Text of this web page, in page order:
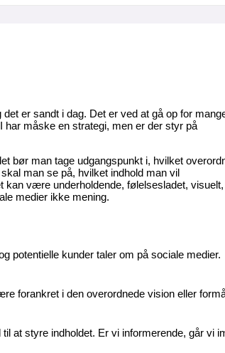
er sandt i dag. Det er ved at gå op for
har måske en strategi, men er der styr på
bør man tage udgangspunkt i, hvilket
man se på, hvilket indhold man vil
kan være underholdende, følelsesladet, visuelt,
medier ikke mening.
potentielle kunder taler om på sociale medier.
forankret i den overordnede vision eller
at styre indholdet. Er vi informerende, går vi